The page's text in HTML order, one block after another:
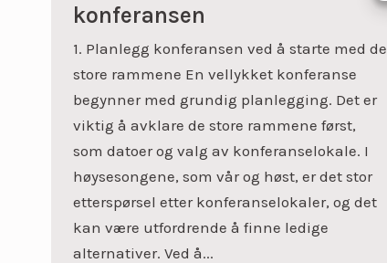
konferansen
1. Planlegg konferansen ved å starte med de
store rammene En vellykket konferanse
begynner med grundig planlegging. Det er
viktig å avklare de store rammene først,
som datoer og valg av konferanselokale. I
høysesongene, som vår og høst, er det stor
etterspørsel etter konferanselokaler, og det
kan være utfordrende å finne ledige
alternativer. Ved å...